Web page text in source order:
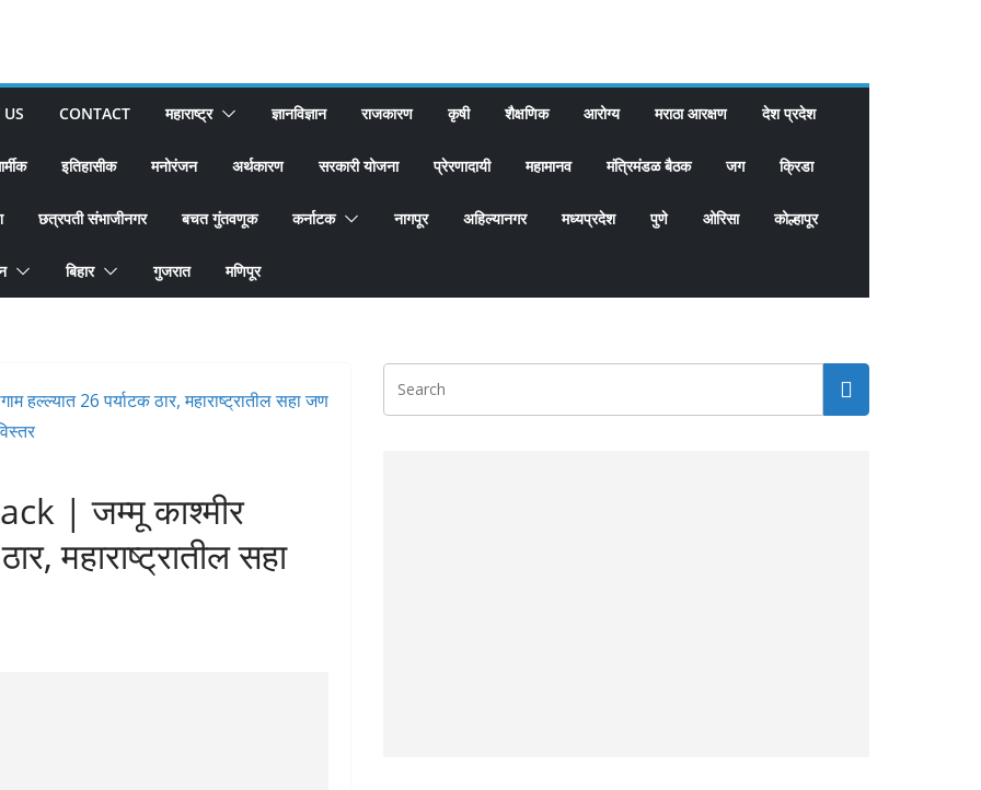
CONTACT महाराष्ट्र ज्ञानविज्ञान राजकारण कृषी शैक्षणिक आरोग्य मराठा आरक्षण देश प्रदेश
इतिहासीक मनोरंजन अर्थकारण सरकारी योजना प्रेरणादायी महामानव मंत्रिमंडळ बैठक जग क्रिडा
छत्रपती संभाजीनगर बचत गुंतवणूक कर्नाटक नागपूर अहिल्यानगर मध्यप्रदेश पुणे ओरिसा कोल्हापूर
बिहार गुजरात मणिपूर
| जम्मू काश्मीर
महाराष्ट्रातील सहा